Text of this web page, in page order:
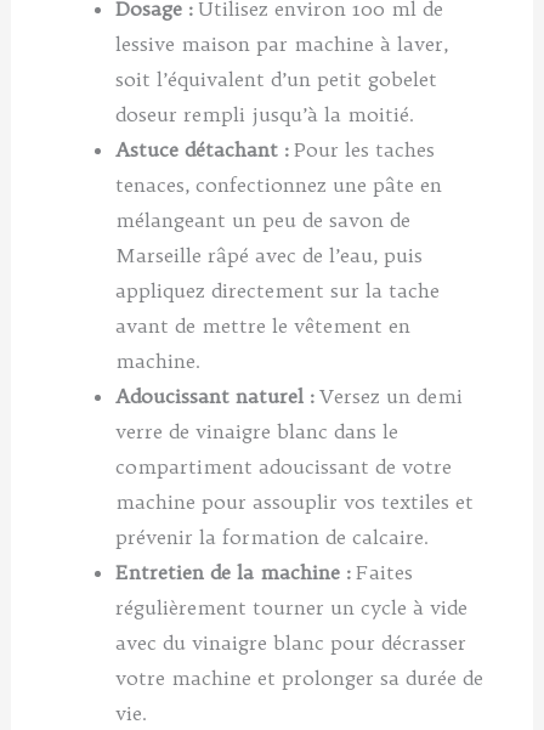
Dosage : Utilisez environ 100 ml de
lessive maison par machine à laver,
soit l’équivalent d’un petit gobelet
doseur rempli jusqu’à la moitié.
Astuce détachant : Pour les taches
tenaces, confectionnez une pâte en
mélangeant un peu de savon de
Marseille râpé avec de l’eau, puis
appliquez directement sur la tache
avant de mettre le vêtement en
machine.
Adoucissant naturel : Versez un demi
verre de vinaigre blanc dans le
compartiment adoucissant de votre
machine pour assouplir vos textiles et
prévenir la formation de calcaire.
Entretien de la machine : Faites
régulièrement tourner un cycle à vide
avec du vinaigre blanc pour décrasser
votre machine et prolonger sa durée de
vie.